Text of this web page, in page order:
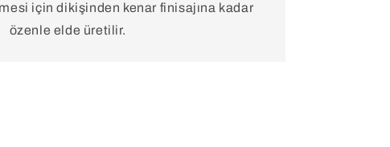
için dikişinden kenar finisajına kadar
özenle elde üretilir.